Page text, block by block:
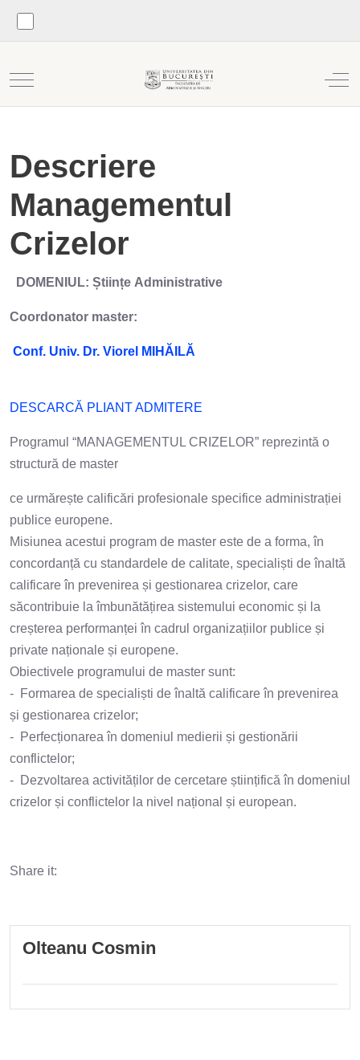
Mobile Menu Toggle Off-
Descriere
Managementul
Crizelor
DOMENIUL: Științe Administrative
Coordonator master:
Conf. Univ. Dr. Viorel MIHĂILĂ
DESCARCĂ PLIANT ADMITERE
Programul “MANAGEMENTUL CRIZELOR” reprezintă o
structură de master
ce urmărește calificări profesionale specifice administrației
publice europene.
Misiunea acestui program de master este de a forma, în
concordanță cu standardele de calitate, specialiști de înaltă
calificare în prevenirea și gestionarea crizelor, care
săcontribuie la îmbunătățirea sistemului economic și la
creșterea performanței în cadrul organizațiilor publice și
private naționale și europene.
Obiectivele programului de master sunt:
- Formarea de specialiști de înaltă calificare în prevenirea
și gestionarea crizelor;
- Perfecționarea în domeniul medierii și gestionării
conflictelor;
- Dezvoltarea activităților de cercetare științifică în domeniul
crizelor și conflictelor la nivel național și european.
Share it:
Olteanu Cosmin